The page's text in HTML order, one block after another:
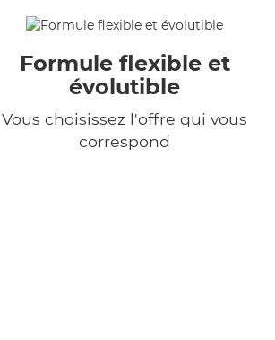
Formule flexible et
évolutible
Vous choisissez l'offre qui vous
correspond